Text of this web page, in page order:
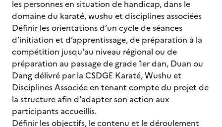
les personnes en situation de handicap, dans le
domaine du karaté, wushu et disciplines associées
Définir les orientations d’un cycle de séances
d’initiation et d’apprentissage, de préparation à la
compétition jusqu'au niveau régional ou de
préparation au passage de grade 1er dan, Duan ou
Dang délivré par la CSDGE Karaté, Wushu et
Disciplines Associée en tenant compte du projet de
la structure afin d'adapter son action aux
participants accueillis.
Définir les objectifs, le contenu et le déroulement